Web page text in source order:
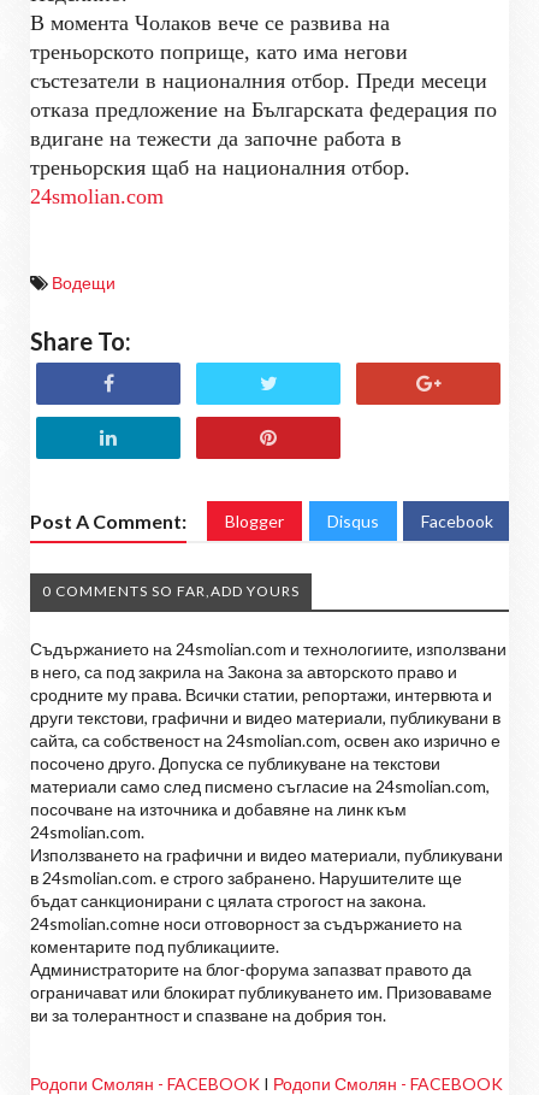
В момента Чолаков вече се развива на
треньорското поприще, като има негови
състезатели в националния отбор. Преди месеци
отказа предложение на Българската федерация по
вдигане на тежести да започне работа в
треньорския щаб на националния отбор.
24smolian.com
Водещи
Share To:
Post A Comment: Blogger Disqus Facebook
0 COMMENTS SO FAR,ADD YOURS
Съдържанието на 24smolian.com и технологиите, използвани
в него, са под закрила на Закона за авторското право и
сродните му права. Всички статии, репортажи, интервюта и
други текстови, графични и видео материали, публикувани в
сайта, са собственост на 24smolian.com, освен ако изрично е
посочено друго. Допуска се публикуване на текстови
материали само след писмено съгласие на 24smolian.com,
посочване на източника и добавяне на линк към
24smolian.com.
Използването на графични и видео материали, публикувани
в 24smolian.com. е строго забранено. Нарушителите ще
бъдат санкционирани с цялата строгост на закона.
24smolian.comне носи отговорност за съдържанието на
коментарите под публикациите.
Администраторите на блог-форума запазват правото да
ограничават или блокират публикуването им. Призоваваме
ви за толерантност и спазване на добрия тон.
Родопи Смолян - FACEBOOK I Родопи Смолян - FACEBOOK